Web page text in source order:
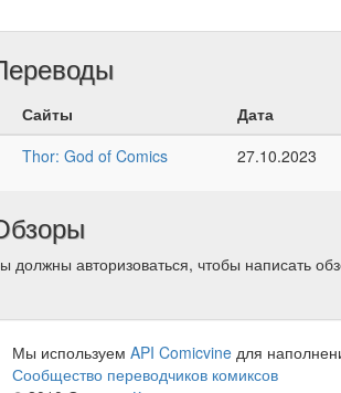
Сайты
Дата
Thor: God of Comics
27.10.2023
должны авторизоваться, чтобы написать
Мы используем API Comicvine для
Сообщество переводчиков комиксов